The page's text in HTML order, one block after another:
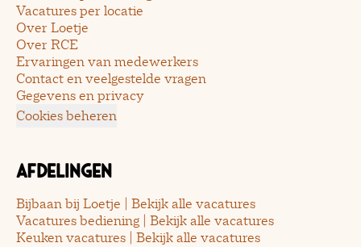
Vacatures per locatie
Over Loetje
Over RCE
Ervaringen van medewerkers
Contact en veelgestelde vragen
Gegevens en privacy
Cookies beheren
Afdelingen
Bijbaan bij Loetje | Bekijk alle vacatures
Vacatures bediening | Bekijk alle vacatures
Keuken vacatures | Bekijk alle vacatures